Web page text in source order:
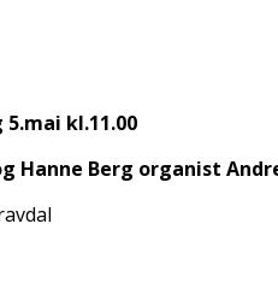
kl.11.00
Hanne Berg organist